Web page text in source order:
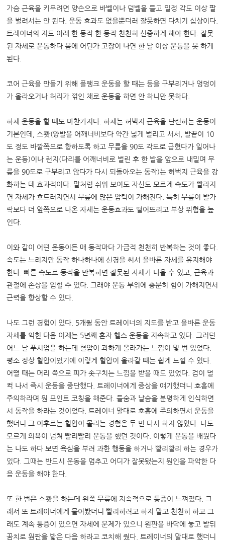
가슴 근육을 키우려면 양손으로 바벨이나 덤벨을 들고 일정 각도 이상 팔
을 벌려서는 안 된다. 운동 효과도 없을뿐더러 잘못하면 다치기 십상이다.
트레이너의 지도 아래 한 동작 한 동작 천천히 신중하게 해야 한다. 잘못
된 자세로 운동하다 몸에 어딘가 고장이 나면 한 달 이상 운동을 못 하게
된다.
코어 근육을 만들기 위해 플랭크 운동을 할 때는 등을 구부리거나 엉덩이
가 올라오거나 허리가 꺾인 채로 운동을 하면 안 하니만 못하다.
하체 운동을 할 때도 마찬가지다. 하체는 허벅지 근육을 단련하는 운동이
기본인데, 스쾃(양발을 어깨너비보다 약간 넓게 벌리고 서서, 발끝이 10
도 정도 바깥쪽으로 향하도록 하고 무릎을 90도 각도로 굽혔다가 일어나
는 운동)이나 런지(다리를 어깨너비로 벌린 후 한 발을 앞으로 내밀며 무
릎을 90도로 구부리고 앉다가 다시 되돌아오는 동작)는 허벅지 근육을 강
화하는 데 효과적이다. 말처럼 쉬워 보여도 자신도 모르게 속도가 빨라지
면 자세가 흐트러지면서 무릎에 많은 압력이 가해진다. 특히 무릎이 발가
락보다 더 앞쪽으로 나온 자세는 운동효과도 떨어뜨리고 부상 위험을 높
인다.
이와 같이 어떤 운동이든 매 동작마다 가급적 천천히 반복하는 것이 좋다.
속도는 느리지만 동작 하나하나에 신경을 써서 올바른 자세를 유지해야
한다. 빠른 속도로 동작을 반복하면 잘못된 자세가 나올 수 있고, 근육과
관절에 손상을 입힐 수 있다. 그래야 운동 부위에 충분히 힘이 가해지면서
근력을 향상할 수 있다.
나도 그런 경험이 있다. 5개월 동안 트레이너의 지도를 받고 올바른 운동
자세를 익힌 다음 이제는 5년째 혼자 헬스 운동을 지속하고 있다. 그러던
어느 날 푸시업을 하는데 혈압이 과하게 올라가는 느낌이 몇 번 있었다.
평소 정상 혈압이었기에 이렇게 혈압이 올라갈 때는 쉽게 느낄 수 있다.
어떨 때는 머리 쪽으로 피가 솟구치는 느낌을 받을 때도 있었다. 겁이 덜
컥 나서 즉시 운동을 중단했다. 트레이너에게 증상을 얘기했더니 호흡에
주의하라며 원 포인트 코칭을 해준다. 들숨과 날숨을 분명하게 인식하면
서 동작을 하라는 것이었다. 트레이너 말대로 호흡에 주의하면서 운동을
했더니 그 이후로는 혈압이 몰리는 경험은 두 번 다시 하지 않았다. 나도
모르게 의욕이 넘쳐 빨리빨리 운동을 했던 것이다. 이렇게 운동을 배웠다
는 나도 하다 보면 욕심을 부려 과한 행동을 하거나 빨리빨리 하는 경우가
있다. 그때는 반드시 운동을 멈추고 어디가 잘못됐는지 원인을 파악한 다
음 운동을 해야 한다.
또 한 번은 스쾃을 하는데 왼쪽 무릎에 지속적으로 통증이 느껴졌다. 그
래서 또 트레이너에게 물어봤더니 빨리하려고 하지 말고 천천히 하고 그
래도 계속 통증이 있으면 자세에 문제가 있으니 원판을 바닥에 놓고 발뒤
꿈치로 원판을 밟은 다음 하라고 코치해 줬다. 트레이너의 말대로 했더니